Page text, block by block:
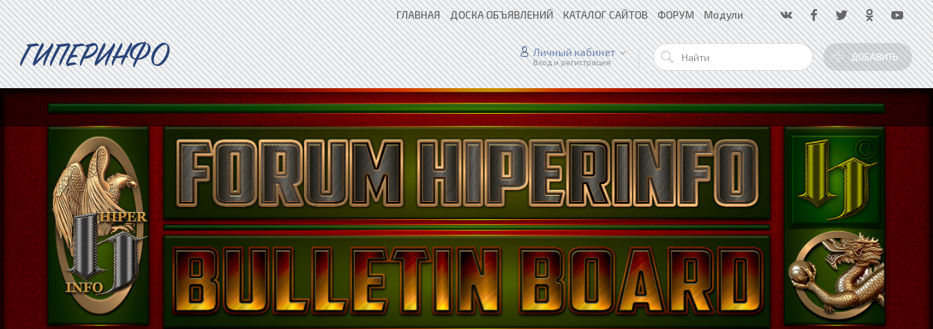
ГЛАВНАЯ ДОСКА ОБЪЯВЛЕНИЙ КАТАЛОГ САЙТОВ ФОРУМ Модули
ГИПЕРИНФО ДОБАВИТЬ
Личный кабинет
Вход и регистрация